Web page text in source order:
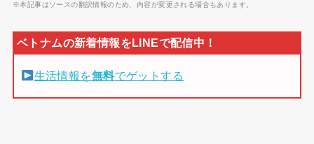
※本記事はソースの翻訳情報のため、内容が変更される場合もあります。
生活情報を無料でゲットする